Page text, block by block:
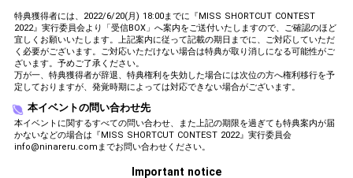
特典獲得者には、2022/6/20(月) 18:00までに『MISS SHORTCUT CONTEST
2022』実行委員会より「受信BOX」へ案内をご送付いたしますので、ご確認のほど
宜しくお願いいたします。上記案内に従って記載の期日までに、ご対応していただ
く必要がございます。ご対応いただけない場合は特典が取り消しになる可能性がご
ざいます。予めご了承ください。
万が一、特典獲得者が辞退、特典権利を失効した場合には次位の方へ権利移行を予
定しておりますが、発覚時期によっては対応できない場合がございます。
本イベントの問い合わせ先
本イベントに関するすべての問い合わせ、また上記の期限を過ぎても特典案内が届
かないなどの場合は『MISS SHORTCUT CONTEST 2022』実行委員会
info@ninareru.comまでお問い合わせください。
Important notice